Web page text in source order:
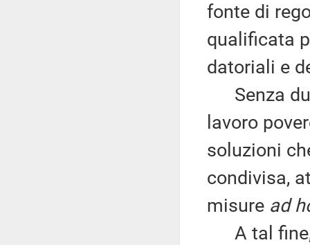
fonte di
qualificata
datoriali e
Senza
lavoro
soluzioni
condivisa,
misure ad
A tal fine,